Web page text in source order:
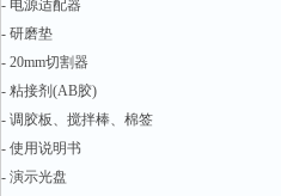
- 电源适配器
- 研磨垫
- 20mm切割器
- 粘接剂(AB胶)
- 调胶板、搅拌棒、棉签
- 使用说明书
- 演示光盘